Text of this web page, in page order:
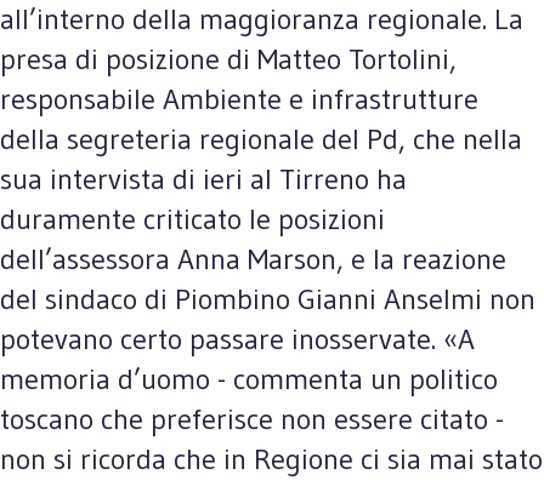
all’interno della maggioranza regionale. La
presa di posizione di Matteo Tortolini,
responsabile Ambiente e infrastrutture
della segreteria regionale del Pd, che nella
sua intervista di ieri al Tirreno ha
duramente criticato le posizioni
dell’assessora Anna Marson, e la reazione
del sindaco di Piombino Gianni Anselmi non
potevano certo passare inosservate. «A
memoria d’uomo - commenta un politico
toscano che preferisce non essere citato -
non si ricorda che in Regione ci sia mai stato